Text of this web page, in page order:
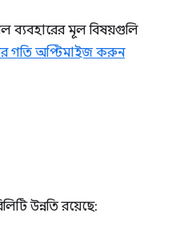
ব্যবহারের মূল বিষয়গুলি
গতি অপ্টিমাইজ করুন
উন্নতি রয়েছে: